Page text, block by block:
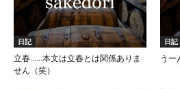
日記
立春……本文は立春とは関係ありま
せん（笑）
日記
うー